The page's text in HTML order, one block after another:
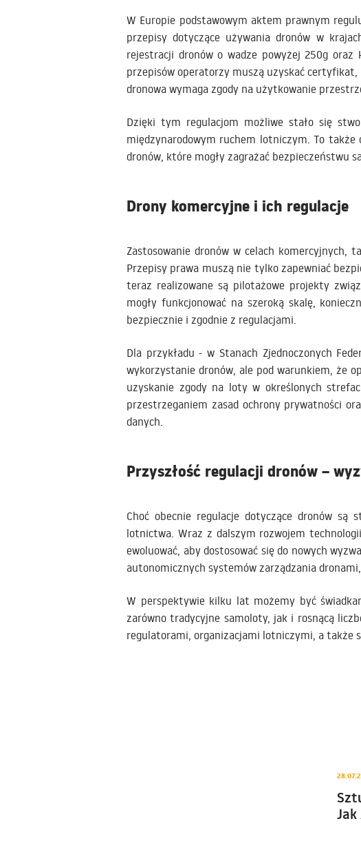
W Europie podstawowym aktem prawnym
przepisy dotyczące używania dronów w
rejestracji dronów o wadze powyżej 250g oraz
przepisów operatorzy muszą uzyskać certyfikat,
dronowa wymaga zgody na użytkowanie
Dzięki tym regulacjom możliwe stało się
międzynarodowym ruchem lotniczym. To
dronów, które mogły zagrażać bezpieczeństwu
Drony komercyjne i ich regulacje
Zastosowanie dronów w celach komercyjnych,
Przepisy prawa muszą nie tylko zapewniać
teraz realizowane są pilotażowe projekty
mogły funkcjonować na szeroką skalę,
bezpiecznie i zgodnie z regulacjami.
Dla przykładu - w Stanach Zjednoczonych
wykorzystanie dronów, ale pod warunkiem, że
uzyskanie zgody na loty w określonych
przestrzeganiem zasad ochrony prywatności
danych.
Przyszłość regulacji dronów –
Choć obecnie regulacje dotyczące dronów są
lotnictwa. Wraz z dalszym rozwojem
ewoluować, aby dostosować się do nowych
autonomicznych systemów zarządzania
W perspektywie kilku lat możemy być
zarówno tradycyjne samoloty, jak i rosnącą
regulatorami, organizacjami lotniczymi, a także